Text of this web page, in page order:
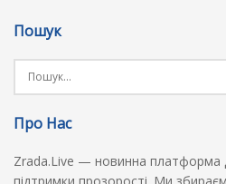
Пошук
Про Нас
Zrada.Live — новинна платформа